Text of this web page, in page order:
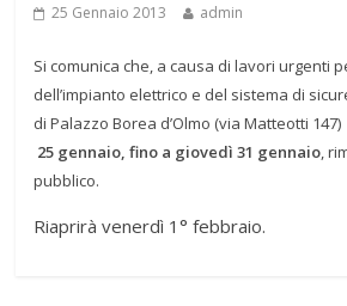
25 Gennaio 2013 admin
Si comunica che, a causa di lavori urgenti
dell’impianto elettrico e del sistema di
di Palazzo Borea d’Olmo (via Matteotti
25 gennaio, fino a giovedì 31 gennaio,
pubblico.
Riaprirà venerdì 1° febbraio.